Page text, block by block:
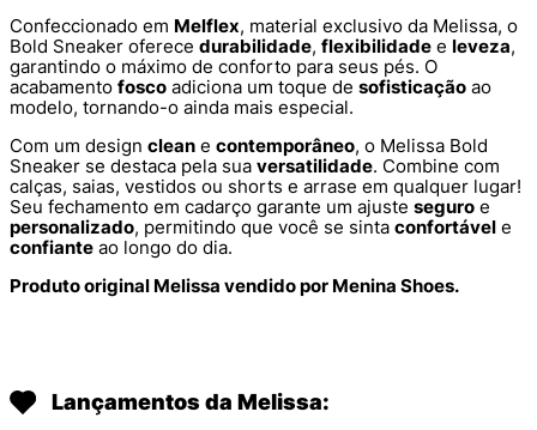
Confeccionado em Melflex, material exclusivo da Melissa, o
Bold Sneaker oferece durabilidade, flexibilidade e leveza,
garantindo o máximo de conforto para seus pés. O
acabamento fosco adiciona um toque de sofisticação ao
modelo, tornando-o ainda mais especial.
Com um design clean e contemporâneo, o Melissa Bold
Sneaker se destaca pela sua versatilidade. Combine com
calças, saias, vestidos ou shorts e arrase em qualquer lugar!
Seu fechamento em cadarço garante um ajuste seguro e
personalizado, permitindo que você se sinta confortável e
confiante ao longo do dia.
Produto original Melissa vendido por Menina Shoes.
Lançamentos da Melissa: